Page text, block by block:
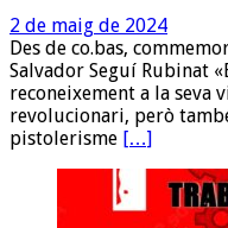
2 de maig de 2024
Des de co.bas,
Salvador Seguí Rubinat
reconeixement a la seva
revolucionari, però
pistolerisme […]